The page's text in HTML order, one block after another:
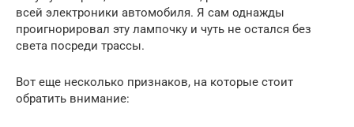
всей электроники автомобиля. Я сам однажды
проигнорировал эту лампочку и чуть не остался без
света посреди трассы.
Вот еще несколько признаков, на которые стоит
обратить внимание: